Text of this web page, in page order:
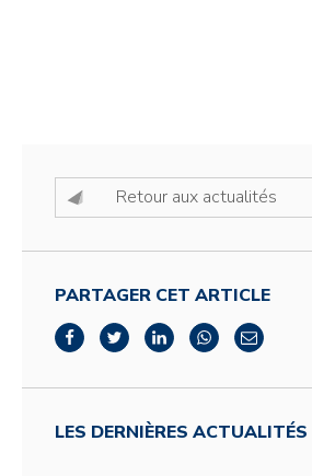
Retour aux actualités
PARTAGER CET ARTICLE
LES DERNIÈRES ACTUALITÉS